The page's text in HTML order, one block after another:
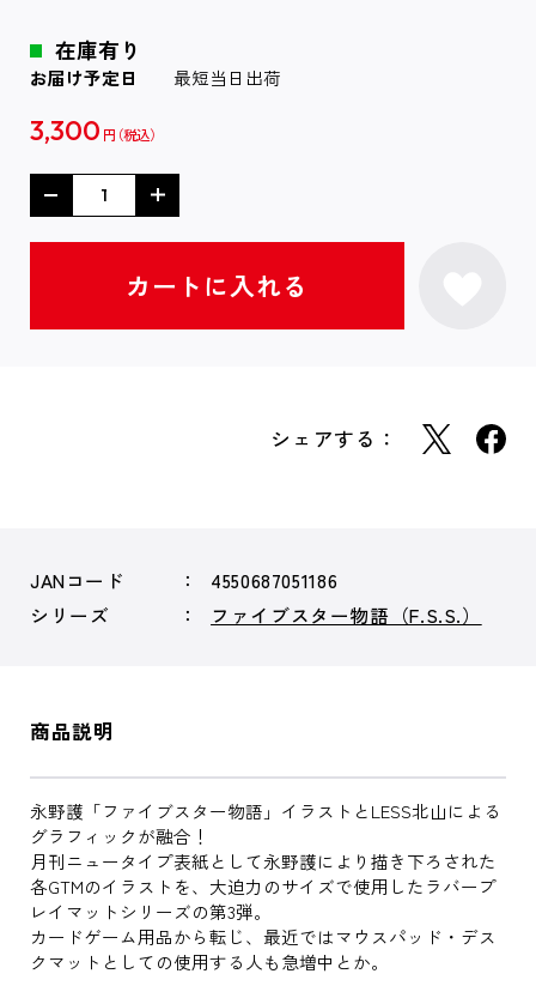
在庫有り
お届け予定日 最短当日出荷
3,300 円
シェアする：
JANコード
4550687051186
シリーズ
ファイブスター物語（F.S.S.）
商品説明
永野護「ファイブスター物語」イラストとLESS北山による
グラフィックが融合！
月刊ニュータイプ表紙として永野護により描き下ろされた
各GTMのイラストを、大迫力のサイズで使用したラバープ
レイマットシリーズの第3弾。
カードゲーム用品から転じ、最近ではマウスパッド・デス
クマットとしての使用する人も急増中とか。